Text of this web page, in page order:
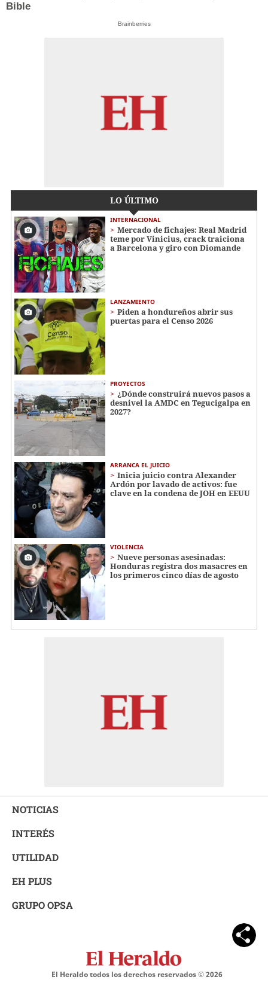
Bible
Brainberries
LO ÚLTIMO
INTERNACIONAL
Mercado de fichajes: Real Madrid
teme por Vinicius, crack traiciona
a Barcelona y giro con Diomande
LANZAMIENTO
Piden a hondureños abrir sus
puertas para el Censo 2026
PROYECTOS
¿Dónde construirá nuevos pasos a
desnivel la AMDC en Tegucigalpa en
2027?
ARRANCA EL JUICIO
Inicia juicio contra Alexander
Ardón por lavado de activos: fue
clave en la condena de JOH en EEUU
VIOLENCIA
Nueve personas asesinadas:
Honduras registra dos masacres en
los primeros cinco días de agosto
NOTICIAS
INTERÉS
UTILIDAD
EH PLUS
GRUPO OPSA
El Heraldo todos los derechos reservados ©2026